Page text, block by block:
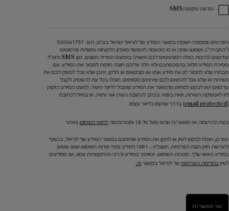
הודעת טקסט/SMS
הפרטים שתמסרו יישמרו במאגר המידע של לוריאל ישראל בע"מ, ח.פ. 520041757
("החברה"), וישמשו אותה או מי מטעמה לתפעול מועדון הלקוחות ומשלוח פרסומים
ועדכונים (לרבות כאלה המותאמים לכם אישית) באמצעי המדיה השונים, כגון SMS ודוא"ל.
מסירת המידע תלויה בהסכמתכם ולא חלה עליכם חובה חוקית למסור את המידע. אם
תבחרו שלא למסור לנו את מידע אותו אנו מבקשים או חלקו, ייתכן שלא נוכל לספק לכם את
השירות או שלא נוכל להתאים לכם שירותים מסוימים. תוכלו בכל עת להפסיק לקבל
עדכונים ו/או לבקש למחוק מהמאגר את המידע שהוביל לדיוור הישיר, למעט המידע הזקוק
לנו לאספקת השירות, וזאת בפניה בכתב לכתובת הצורן 4א' נתניה, או במייל לכתובת
[email protected]
בדרך שתצוין בדיוור עצמו.
בעת ההרשמה אני מאשר/ת שהנני מעל גיל 18 ומסכים/מה לתנאי השימוש באתר
כמו כן, תוכלו לבקש לעיין או לתקן את המידע אודותכם במאגר המידע של לוריאל, בכפוף
להוראות חוק הגנת הפרטיות, תשמ"א – 1981.למידע נוסף אודות השימוש שאנו עושים
במידע האישי שלך, מטרות השימוש, זכויותיך במידע ודרכי ההתקשרות עמנו, אנו ממליצים
לעיין במדיניות הפרטיות של לוריאל בקישור זה.
אני מאשר/ת